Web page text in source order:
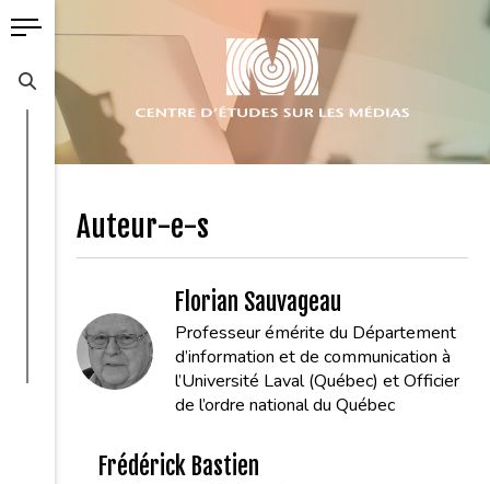
Auteur-e-s
Florian Sauvageau
Professeur émérite du Département
d’information et de communication à
l’Université Laval (Québec) et Officier
de l’ordre national du Québec
Frédérick Bastien